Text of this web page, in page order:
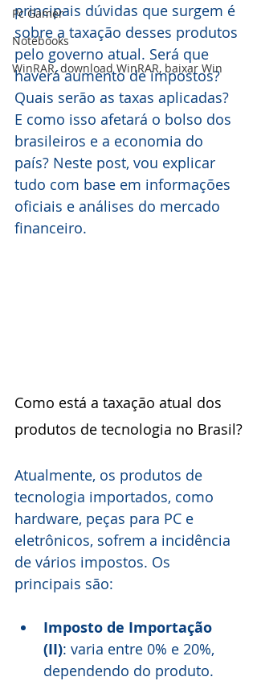
Pc Gamer
Notebooks
WinRAR, download WinRAR, baixar Win
principais dúvidas que surgem é
sobre a taxação desses produtos
pelo governo atual. Será que
haverá aumento de impostos?
Quais serão as taxas aplicadas?
E como isso afetará o bolso dos
brasileiros e a economia do
país? Neste post, vou explicar
tudo com base em informações
oficiais e análises do mercado
financeiro.
Como está a taxação atual dos
produtos de tecnologia no Brasil?
Atualmente, os produtos de
tecnologia importados, como
hardware, peças para PC e
eletrônicos, sofrem a incidência
de vários impostos. Os
principais são:
Imposto de Importação
(II): varia entre 0% e 20%,
dependendo do produto.